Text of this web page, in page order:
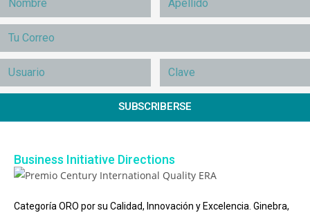
SUBSCRIBERSE
Business Initiative Directions
Categoría ORO por su Calidad, Innovación y Excelencia. Ginebra,